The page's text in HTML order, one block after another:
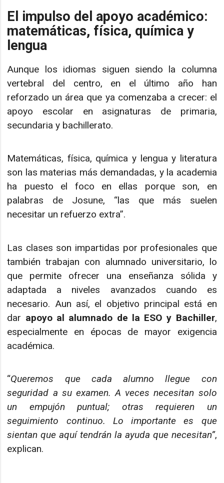
El impulso del apoyo académico:
matemáticas, física, química y
lengua
Aunque los idiomas siguen siendo la columna
vertebral del centro, en el último año han
reforzado un área que ya comenzaba a crecer: el
apoyo escolar en asignaturas de primaria,
secundaria y bachillerato.
Matemáticas, física, química y lengua y literatura
son las materias más demandadas, y la academia
ha puesto el foco en ellas porque son, en
palabras de Josune, “las que más suelen
necesitar un refuerzo extra”.
Las clases son impartidas por profesionales que
también trabajan con alumnado universitario, lo
que permite ofrecer una enseñanza sólida y
adaptada a niveles avanzados cuando es
necesario. Aun así, el objetivo principal está en
dar apoyo al alumnado de la ESO y Bachiller,
especialmente en épocas de mayor exigencia
académica.
“Queremos que cada alumno llegue con
seguridad a su examen. A veces necesitan solo
un empujón puntual; otras requieren un
seguimiento continuo. Lo importante es que
sientan que aquítendrán la ayuda que necesitan”,
explican.